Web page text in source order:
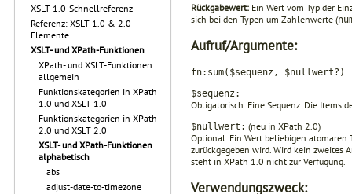
XSLT 1.0-Schnellreferenz
Referenz: XSLT 1.0 & 2.0-
Elemente
XSLT- und XPath-Funktionen
XPath- und XSLT-Funktionen
allgemein
Funktionskategorien in XPath
1.0 und XSLT 1.0
Funktionskategorien in XPath
2.0 und XSLT 2.0
XSLT- und XPath-Funktionen
alphabetisch
abs
adjust-date-to-timezone
Rückgabewert: Ein Wert vom Typ der
sich bei den Typen um Zahlenwerte (
Aufruf/Argumente:
fn:sum($sequenz, $nullwert?)
$sequenz:
Obligatorisch. Eine Sequenz. Die Items
$nullwert: (neu in XPath 2.0)
Optional. Ein Wert beliebigen atomaren
zurückgegeben wird. Wird kein zweites
steht in XPath 1.0 nicht zur Verfügung.
Verwendungszweck: